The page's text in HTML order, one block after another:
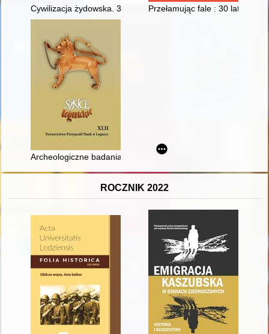
Cywilizacja żydowska. 3 Przełamując fale : 30 lat
Archeologiczne badania złotonośnych pól Złotoryi
ROCZNIK 2022